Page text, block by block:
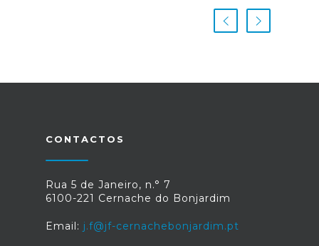
CONTACTOS
Rua 5 de Janeiro, n.° 7
6100-221 Cernache do Bonjardim
Email: j.f@jf-cernachebonjardim.pt